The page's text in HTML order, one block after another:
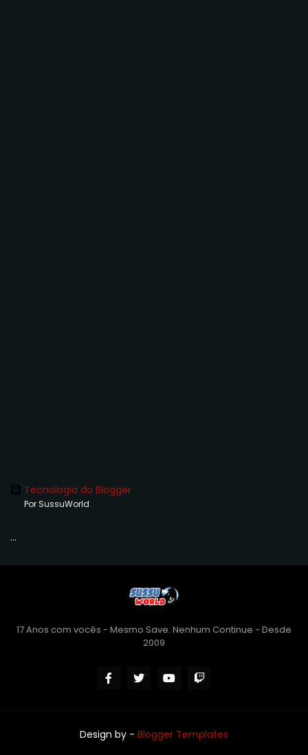
Tecnologia do Blogger
Por SussuWorld
...
17 Anos com vocês - Mesmo Save. Nenhum Continue - Desde
2009
Design by - Blogger Templates